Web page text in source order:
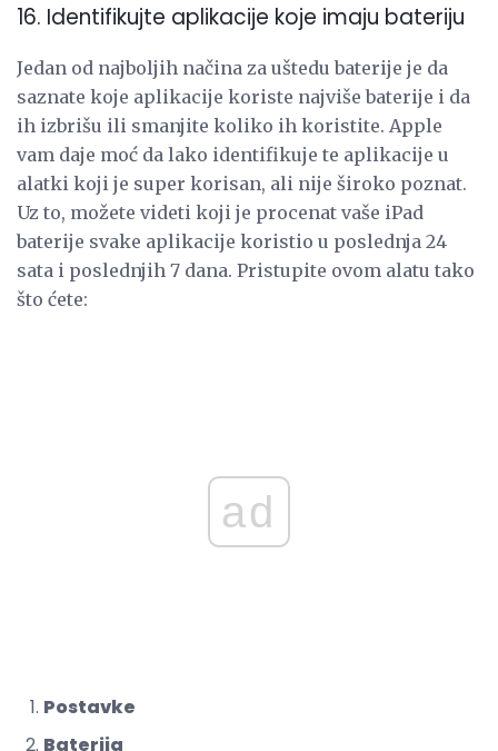
16. Identifikujte aplikacije koje imaju bateriju
Jedan od najboljih načina za uštedu baterije je da
saznate koje aplikacije koriste najviše baterije i da
ih izbrišu ili smanjite koliko ih koristite. Apple
vam daje moć da lako identifikuje te aplikacije u
alatki koji je super korisan, ali nije široko poznat.
Uz to, možete videti koji je procenat vaše iPad
baterije svake aplikacije koristio u poslednja 24
sata i poslednjih 7 dana. Pristupite ovom alatu tako
što ćete:
ad
Postavke
Baterija